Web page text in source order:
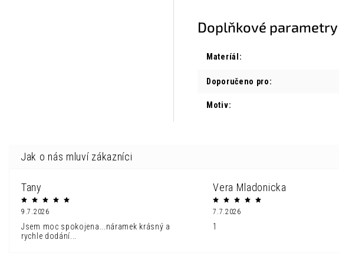
Doplňkové parametry
Materíál :
Doporučeno pro:
Motiv:
Tany
9.7.2026
Jsem moc spokojena...náramek krásný a
rychle dodání...
Vera Mladonicka
7.7.2026
1